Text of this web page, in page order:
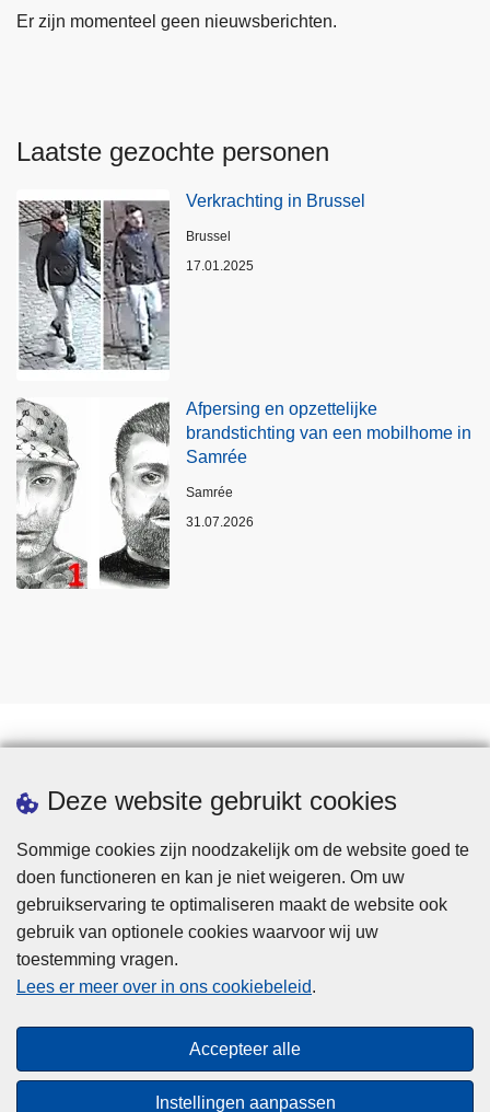
Deze website gebruikt cookies
Sommige cookies zijn noodzakelijk om de website goed te
doen functioneren en kan je niet weigeren. Om uw
gebruikservaring te optimaliseren maakt de website ook
gebruik van optionele cookies waarvoor wij uw
toestemming vragen.
Lees er meer over in ons cookiebeleid.
Accepteer alle
Instellingen aanpassen
Er zijn momenteel geen nieuwsberichten.
Laatste gezochte personen
Verkrachting in Brussel
Plaats
Brussel
17.01.2025
Afpersing en opzettelijke
brandstichting van een mobilhome in
Samrée
Plaats
Samrée
31.07.2026
Privacy
Cookies
Toegankelijkheid